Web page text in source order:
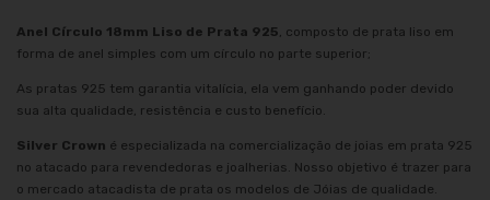
Anel Círculo 18mm Liso de Prata 925, composto de prata liso em
forma de anel simples com um círculo no parte superior;
As pratas 925 tem garantia vitalícia, ela vem ganhando poder devido
sua alta qualidade, resistência e custo benefício.
Silver Crown é especializada na comercialização de joias em prata 925
no atacado para revendedoras e joalherias. Nosso objetivo é trazer para
o mercado atacadista de prata os modelos de Jóias de qualidade.